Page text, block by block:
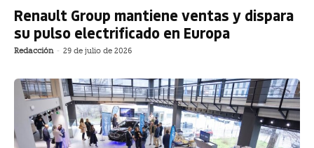
Renault Group mantiene ventas y dispara
su pulso electrificado en Europa
Redacción - 29 de julio de 2026